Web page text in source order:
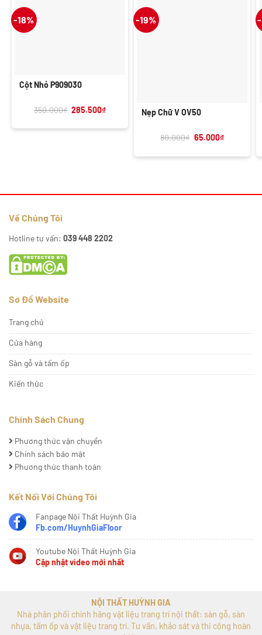
-18%
Cột Nhỏ P909030
350.000₫ Giá
350.000₫.
285.500₫Giá
là:
-19%
Nẹp Chữ V OV50
80.000₫ Giá
80.000₫.
65.000₫Giá
là:
Về Chúng Tôi
Hotline tư vấn: 039 448 2202
Sơ Đồ Website
Trang chủ
Cửa hàng
Sàn gỗ và tấm ốp
Kiến thức
Chính Sách Chung
Phương thức vận chuyển
Chính sách bảo mật
Phương thức thanh toán
Kết Nối Với Chúng Tôi
Fanpage Nội Thất Huỳnh Gia
Fb.com/HuynhGiaFloor
Youtube Nội Thất Huỳnh Gia
Cập nhật video mới nhất
NỘI THẤT HUỲNH GIA
Nhà phân phối chính hãng vật liệu trang trí nội thất: sàn gỗ, sàn
nhựa, tấm ốp và vật liệu trang trí. Tư vấn, khảo sát và thi công hoàn